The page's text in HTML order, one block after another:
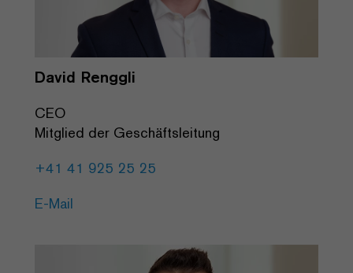
David Renggli
CEO
Mitglied der Geschäftsleitung
+41 41 925 25 25
E-Mail